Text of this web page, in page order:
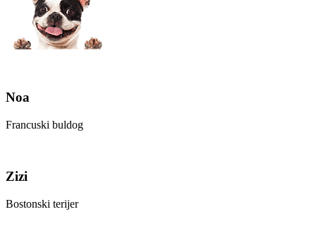
Noa
Francuski buldog
Zizi
Bostonski terijer